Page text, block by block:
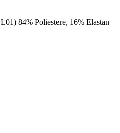
84% Poliestere, 16% Elastan